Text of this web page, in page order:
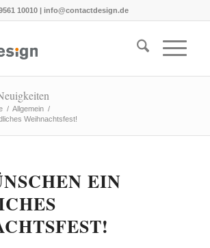
10010 |info@contactdesign.de
/ Allgemein /
Weihnachtsfest!
EIN